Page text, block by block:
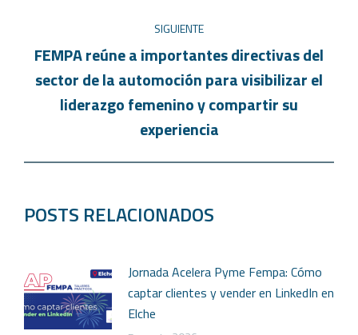
SIGUIENTE
FEMPA reúne a importantes directivas del
sector de la automoción para visibilizar el
liderazgo femenino y compartir su
experiencia
POSTS RELACIONADOS
Jornada Acelera Pyme Fempa: Cómo
captar clientes y vender en LinkedIn en
Elche